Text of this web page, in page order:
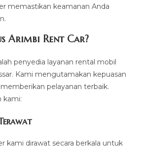
memastikan keamanan Anda
Arimbi Rent Car?
penyedia layanan rental mobil
Kami mengutamakan kepuasan
pelayanan terbaik.
kami:
kami dirawat secara berkala untuk